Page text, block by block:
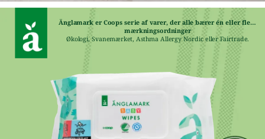
Änglamark er Coops serie af varer, der alle bærer én eller flere
mærkningsordninger
Økologi, Svanemærket, Asthma Allergy Nordic eller Fairtrade.